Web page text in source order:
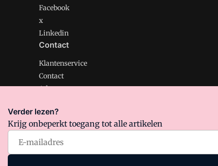
Facebook
x
Linkedin
Contact
Klantenservice
Contact
Adverteren
Management Support is onderdeel van VMN media.
Algemene Voorwaarden
Verder lezen?
Krijg onbeperkt toegang tot alle artikelen